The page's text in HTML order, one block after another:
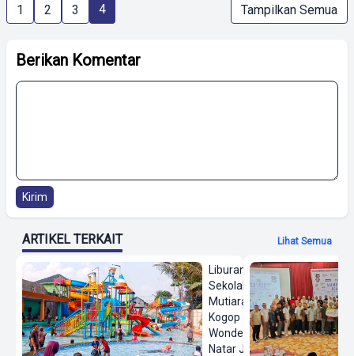
1 2 3 4 Tampilkan Semua
Berikan Komentar
Kirim
ARTIKEL TERKAIT Lihat Semua
Liburan
Sekolah,
Mutiara
Kogop
Wonderland
Natar Jadi